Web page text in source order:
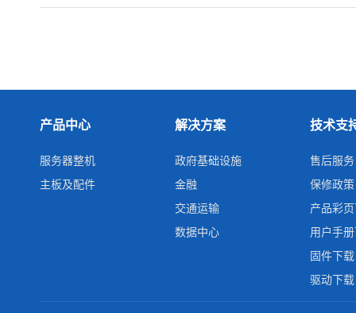
产品中心
服务器整机
主板及配件
解决方案
政府基础设施
金融
交通运输
数据中心
技术支
售后服务
保修政策
产品彩
用户手
固件下载
驱动下载